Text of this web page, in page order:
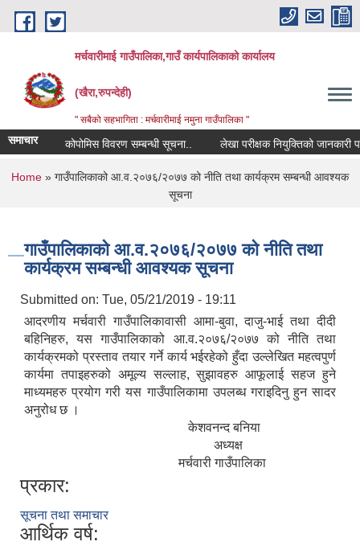
Skip to main content
मर्चवारीमाई गाउँपालिका,गाउँ कार्यपालिकाको कार्यालय
(खैरा,रुपन्देही)
" सबैको सहभागिता : मर्चवारीमाई नमुना गाउँपालिका "
समाचार कोपोमिस विवरण सम्बन्धी सूचना.. लेखा परीक्षक नियुक्तिको जानकारी
You are here
Home » गाउँपालिकाको आ.व.२०७६/२०७७ को नीति तथा कार्यक्रम सम्बन्धी आवश्यक
सूचना
गाउँपालिकाको आ.व.२०७६/२०७७ को नीति तथा
कार्यक्रम सम्बन्धी आवश्यक सूचना
Submitted on: Tue, 05/21/2019 - 19:11
आदरणीय मर्चवारी गाउँपालिकावासी आमा-बुवा, दाजु-भाई तथा दीदी
बहिनिहरु, यस गाउँपालिकाको आ.व.२०७६/२०७७ को नीति तथा
कार्यक्रमको प्रस्ताव तयार गर्ने कार्य भईरहेको हुँदा उल्लेखित महत्वपुर्ण
कार्यमा तपाइहरुको अमूल्य सल्लाह, सुझावहरु आफूलाई सहज हुने
माध्यमहरु प्रयोग गरी यस गाउँपालिकामा उपलब्ध गराइदिनु हुन सादर
अनुरोध छ ।
केशवनन्द बनिया
अध्यक्ष
मर्चवारी गाउँपालिका
प्रकार:
सूचना तथा समाचार
आर्थिक वर्ष: